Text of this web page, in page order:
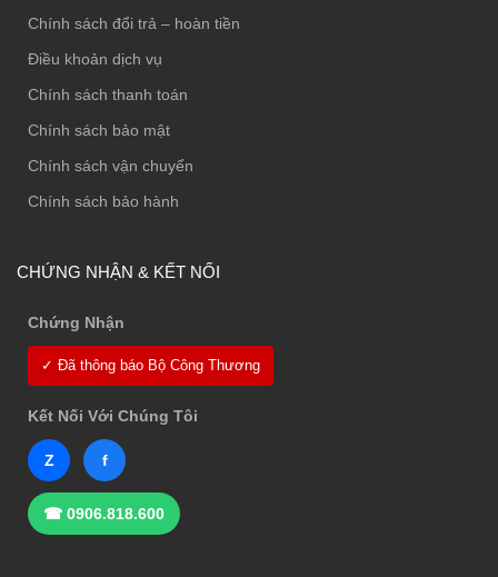
Chính sách đổi trả – hoàn tiền
Điều khoản dịch vụ
Chính sách thanh toán
Chính sách bảo mật
Chính sách vận chuyển
Chính sách bảo hành
CHỨNG NHẬN & KẾT NỐI
Chứng Nhận
✓ Đã thông báo Bộ Công Thương
Kết Nối Với Chúng Tôi
Z f
☎ 0906.818.600